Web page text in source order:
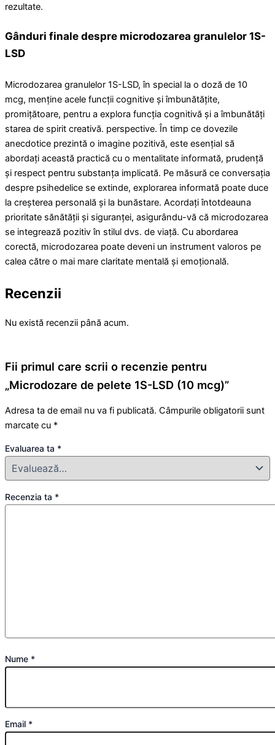
rezultate.
Gânduri finale despre microdozarea granulelor 1S-
LSD
Microdozarea granulelor 1S-LSD, în special la o doză de 10
mcg, menține acele funcții cognitive și îmbunătățite,
promițătoare, pentru a explora funcția cognitivă și a îmbunătăți
starea de spirit creativă. perspective. În timp ce dovezile
anecdotice prezintă o imagine pozitivă, este esențial să
abordați această practică cu o mentalitate informată, prudență
și respect pentru substanța implicată. Pe măsură ce conversația
despre psihedelice se extinde, explorarea informată poate duce
la creșterea personală și la bunăstare. Acordați întotdeauna
prioritate sănătății și siguranței, asigurându-vă că microdozarea
se integrează pozitiv în stilul dvs. de viață. Cu abordarea
corectă, microdozarea poate deveni un instrument valoros pe
calea către o mai mare claritate mentală și emoțională.
Recenzii
Nu există recenzii până acum.
Fii primul care scrii o recenzie pentru
„Microdozare de pelete 1S-LSD (10 mcg)”
Adresa ta de email nu va fi publicată. Câmpurile obligatorii sunt
marcate cu *
Evaluarea ta *
Recenzia ta *
Nume *
Email *